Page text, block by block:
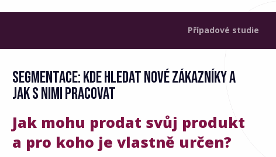
Případové studie
SEGMENTACE: KDE HLEDAT NOVÉ ZÁKAZNÍKY A
JAK S NIMI PRACOVAT
Jak mohu prodat svůj produkt
a pro koho je vlastně určen?